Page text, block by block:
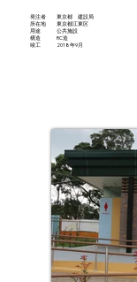
発注者 東京都 建設局
所在地 東京都江東区
用途 公共施設
構造 RC造
竣工 2018年9月